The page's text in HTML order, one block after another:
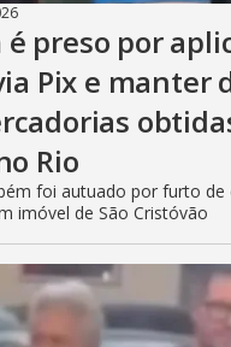
é preso por
Pix e manter
Rio
foi autuado por furto de
imóvel de São Cristóvão